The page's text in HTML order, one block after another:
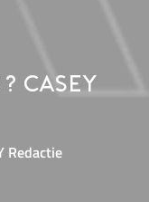
Casey
Redactie